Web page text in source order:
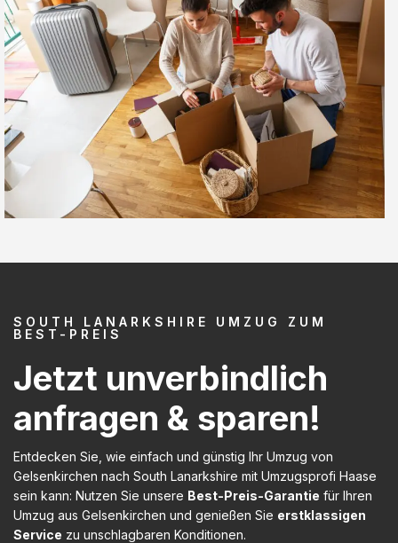
SOUTH LANARKSHIRE UMZUG ZUM
BEST-PREIS
Jetzt unverbindlich
anfragen & sparen!
Entdecken Sie, wie einfach und günstig Ihr Umzug von
Gelsenkirchen nach South Lanarkshire mit Umzugsprofi Haase
sein kann: Nutzen Sie unsere Best-Preis-Garantie für Ihren
Umzug aus Gelsenkirchen und genießen Sie erstklassigen
Service zu unschlagbaren Konditionen.